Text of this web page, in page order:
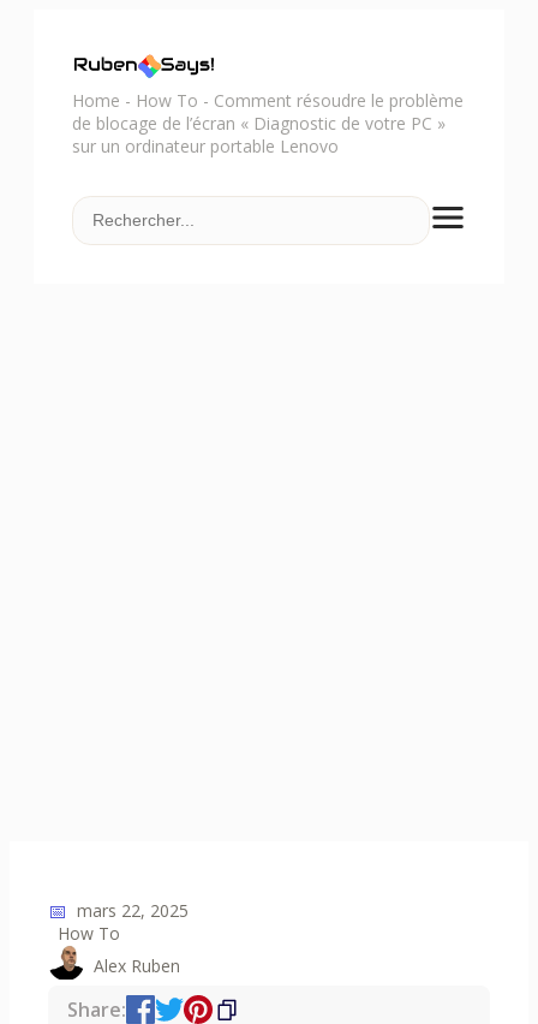
Home - How To - Comment résoudre le problème
de blocage de l’écran « Diagnostic de votre PC »
sur un ordinateur portable Lenovo
📅 mars 22, 2025
How To
Alex Ruben
Share: